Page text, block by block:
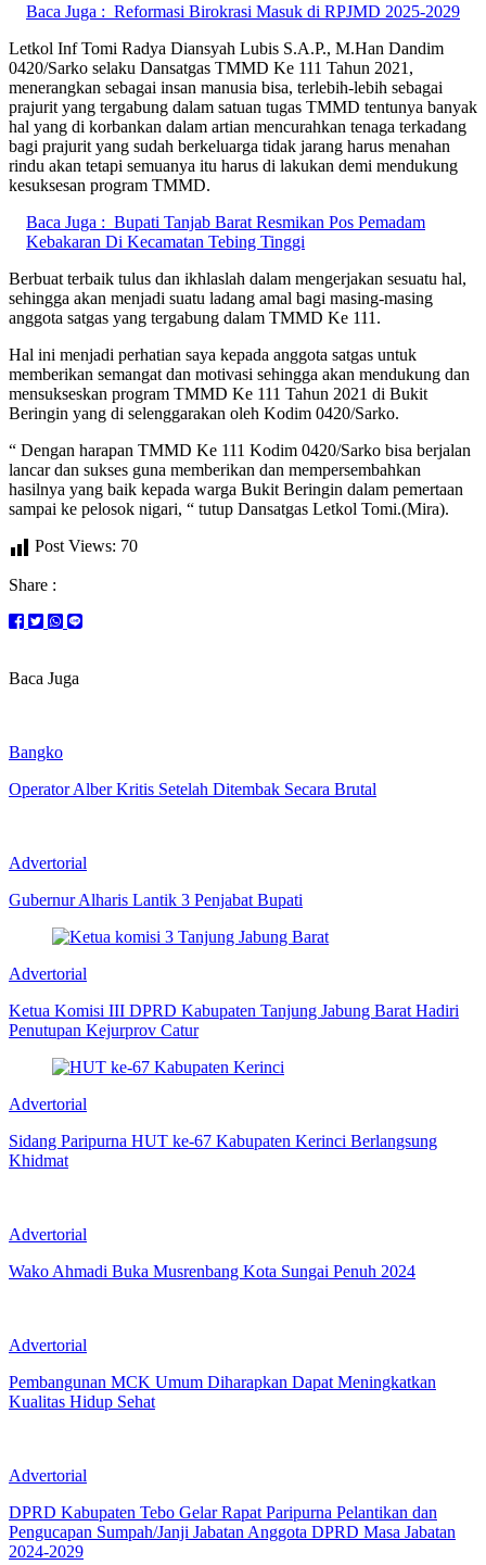
Baca Juga : Reformasi Birokrasi Masuk di RPJMD 2025-2029
Letkol Inf Tomi Radya Diansyah Lubis S.A.P., M.Han Dandim
0420/Sarko selaku Dansatgas TMMD Ke 111 Tahun 2021,
menerangkan sebagai insan manusia bisa, terlebih-lebih sebagai
prajurit yang tergabung dalam satuan tugas TMMD tentunya banyak
hal yang di korbankan dalam artian mencurahkan tenaga terkadang
bagi prajurit yang sudah berkeluarga tidak jarang harus menahan
rindu akan tetapi semuanya itu harus di lakukan demi mendukung
kesuksesan program TMMD.
Baca Juga : Bupati Tanjab Barat Resmikan Pos Pemadam
Kebakaran Di Kecamatan Tebing Tinggi
Berbuat terbaik tulus dan ikhlaslah dalam mengerjakan sesuatu hal,
sehingga akan menjadi suatu ladang amal bagi masing-masing
anggota satgas yang tergabung dalam TMMD Ke 111.
Hal ini menjadi perhatian saya kepada anggota satgas untuk
memberikan semangat dan motivasi sehingga akan mendukung dan
mensukseskan program TMMD Ke 111 Tahun 2021 di Bukit
Beringin yang di selenggarakan oleh Kodim 0420/Sarko.
“ Dengan harapan TMMD Ke 111 Kodim 0420/Sarko bisa berjalan
lancar dan sukses guna memberikan dan mempersembahkan
hasilnya yang baik kepada warga Bukit Beringin dalam pemertaan
sampai ke pelosok nigari, “ tutup Dansatgas Letkol Tomi.(Mira).
Post Views: 70
Share :
Baca Juga
Bangko
Operator Alber Kritis Setelah Ditembak Secara Brutal
Advertorial
Gubernur Alharis Lantik 3 Penjabat Bupati
Advertorial
Ketua Komisi III DPRD Kabupaten Tanjung Jabung Barat Hadiri
Penutupan Kejurprov Catur
Advertorial
Sidang Paripurna HUT ke-67 Kabupaten Kerinci Berlangsung
Khidmat
Advertorial
Wako Ahmadi Buka Musrenbang Kota Sungai Penuh 2024
Advertorial
Pembangunan MCK Umum Diharapkan Dapat Meningkatkan
Kualitas Hidup Sehat
Advertorial
DPRD Kabupaten Tebo Gelar Rapat Paripurna Pelantikan dan
Pengucapan Sumpah/Janji Jabatan Anggota DPRD Masa Jabatan
2024-2029